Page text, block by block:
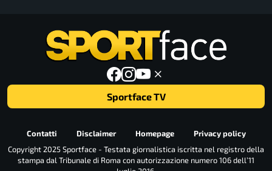
Sportface TV
Contatti Disclaimer Homepage
Privacy policy
Copyright 2025 Sportface - Testata giornalistica iscritta nel registro della
stampa dal Tribunale di Roma con autorizzazione numero 106 dell’11